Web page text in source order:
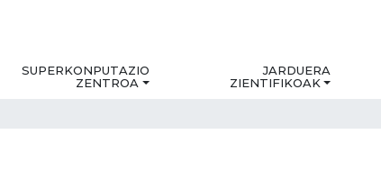
SUPERKONPUTAZIO
ZENTROA
JARDUERA
ZIENTIFIKOAK